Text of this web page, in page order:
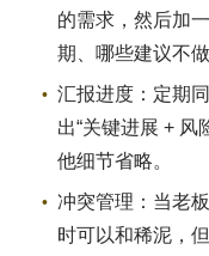
的需求，然后加
期、哪些建议不
汇报进度：定期
出“关键进展 + 风
他细节省略。
冲突管理：当老
时可以和稀泥，